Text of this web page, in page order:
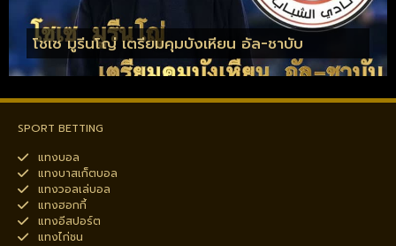
โชเซ มูรีนโญ่ เตรียมคุมบังเหียน อัล-ชาบับ
SPORT BETTING
แทงบอล
แทงบาสเก็ตบอล
แทงวอลเล่บอล
แทงฮอกกี้
แทงอีสปอร์ต
แทงไก่ชน